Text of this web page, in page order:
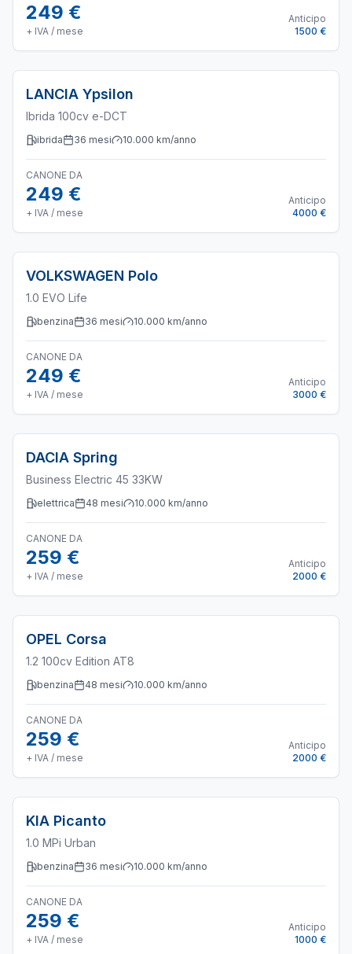
249 €
+ IVA / mese
Anticipo
1500 €
LANCIA Ypsilon
Ibrida 100cv e-DCT
ibrida 36 mesi 10.000 km/anno
CANONE DA
249 €
+ IVA / mese
Anticipo
4000 €
VOLKSWAGEN Polo
1.0 EVO Life
benzina 36 mesi 10.000 km/anno
CANONE DA
249 €
+ IVA / mese
Anticipo
3000 €
DACIA Spring
Business Electric 45 33KW
elettrica 48 mesi 10.000 km/anno
CANONE DA
259 €
+ IVA / mese
Anticipo
2000 €
OPEL Corsa
1.2 100cv Edition AT8
benzina 48 mesi 10.000 km/anno
CANONE DA
259 €
+ IVA / mese
Anticipo
2000 €
KIA Picanto
1.0 MPi Urban
benzina 36 mesi 10.000 km/anno
CANONE DA
259 €
+ IVA / mese
Anticipo
1000 €